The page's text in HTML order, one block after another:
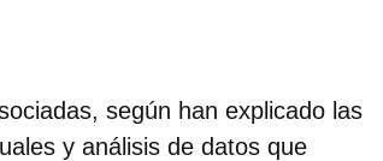
según han explicado las
y análisis de datos que